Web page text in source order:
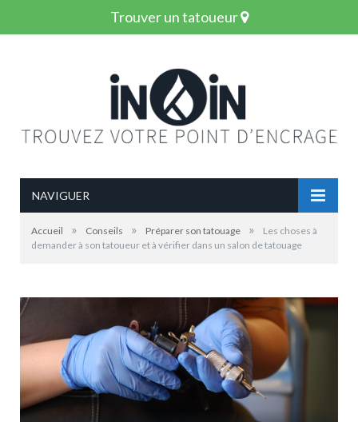
Trouver un tatoueur
NAVIGUER
Accueil » Conseils » Préparer son tatouage »
Les choses à
demander à son tatoueur et à vérifier dans un salon de tatouage